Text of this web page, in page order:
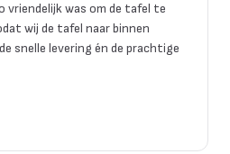
vriendelijk was om de tafel te
wij de tafel naar binnen
snelle levering én de prachtige